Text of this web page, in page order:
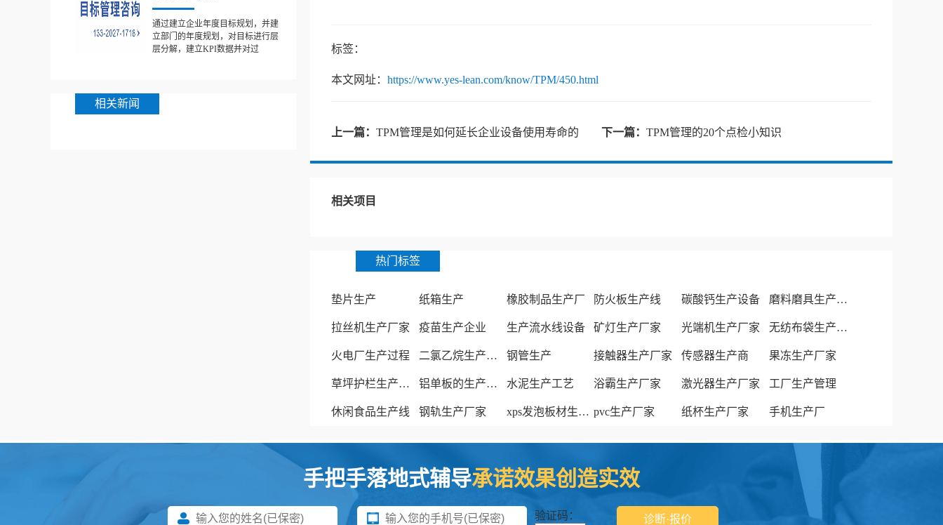
通过建立企业年度目标规划，并建
立部门的年度规划，对目标进行层
层分解，建立KPI数据并对过
相关新闻
标签：
本文网址： https://www.yes-lean.com/know/TPM/450.html
上一篇： TPM管理是如何延长企业设备使用寿命的 下一篇： TPM管理的20个点检小知识
相关项目
热门标签
垫片生产 纸箱生产 橡胶制品生产厂 防火板生产线 碳酸钙生产设备 磨料磨具生产厂家
拉丝机生产厂家 疫苗生产企业 生产流水线设备 矿灯生产厂家 光端机生产厂家 无纺布袋生产厂家
火电厂生产过程 二氯乙烷生产厂家 钢管生产 接触器生产厂家 传感器生产商 果冻生产厂家
草坪护栏生产厂家 铝单板的生产厂家 水泥生产工艺 浴霸生产厂家 激光器生产厂家 工厂生产管理
休闲食品生产线 钢轨生产厂家 xps发泡板材生产线 pvc生产厂家 纸杯生产厂家 手机生产厂
手把手落地式辅导承诺效果创造实效
验证码：